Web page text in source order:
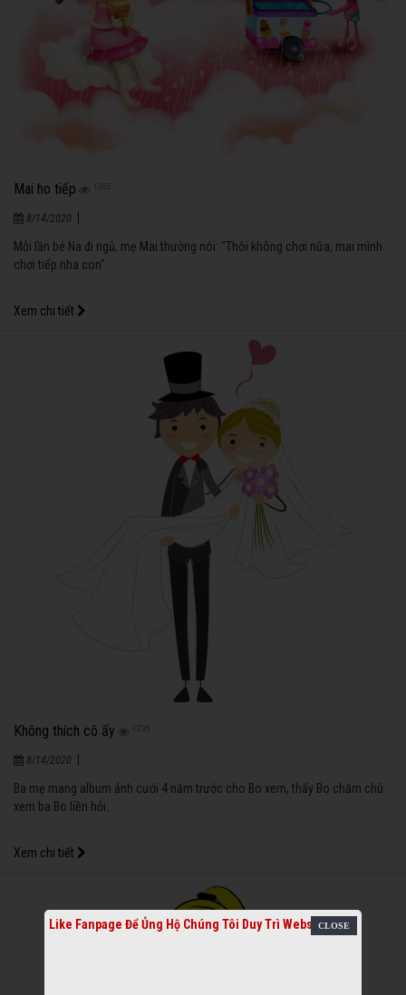
Mai ho tiếp 1355
8/14/2020
Mỗi lần bé Na đi ngủ, mẹ Mai thường nói: "Thôi không chơi nữa, mai mình
chơi tiếp nha con".
Xem chi tiết
Không thích cô ấy 1295
8/14/2020
Ba mẹ mang album ảnh cưới 4 năm trước cho Bo xem, thấy Bo chăm chú
xem ba Bo liền hỏi:
Xem chi tiết
Like Fanpage Để Ủng Hộ Chúng Tôi Duy Trì Website